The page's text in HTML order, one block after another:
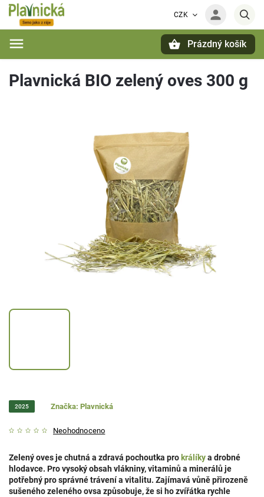
CZK
Prázdný košík
Plavnická BIO zelený oves 300 g
2025
Neohodnoceno
Značka: Plavnická
Zelený oves je chutná a zdravá pochoutka pro králíkya drobné
hlodavce. Pro vysoký obsah vlákniny, vitaminů a minerálů je
potřebný pro správné trávení a vitalitu. Zajímavá vůně přirozeně
sušeného zeleného ovsa způsobuje, že si ho zvířátka rychle